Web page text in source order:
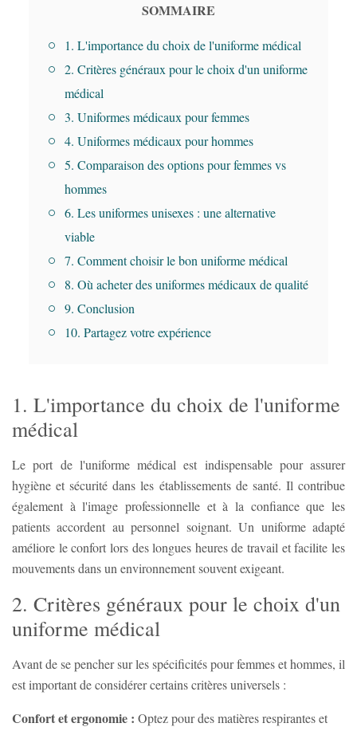
SOMMAIRE
1. L'importance du choix de l'uniforme médical
2. Critères généraux pour le choix d'un uniforme
médical
3. Uniformes médicaux pour femmes
4. Uniformes médicaux pour hommes
5. Comparaison des options pour femmes vs
hommes
6. Les uniformes unisexes : une alternative
viable
7. Comment choisir le bon uniforme médical
8. Où acheter des uniformes médicaux de qualité
9. Conclusion
10. Partagez votre expérience
1. L'importance du choix de l'uniforme
médical
Le port de l'uniforme médical est indispensable pour assurer
hygiène et sécurité dans les établissements de santé. Il contribue
également à l'image professionnelle et à la confiance que les
patients accordent au personnel soignant. Un uniforme adapté
améliore le confort lors des longues heures de travail et facilite les
mouvements dans un environnement souvent exigeant.
2. Critères généraux pour le choix d'un
uniforme médical
Avant de se pencher sur les spécificités pour femmes et hommes, il
est important de considérer certains critères universels :
Confort et ergonomie : Optez pour des matières respirantes et